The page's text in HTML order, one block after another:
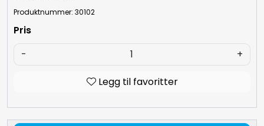
Produktnummer: 30102
- +
Legg til favoritter